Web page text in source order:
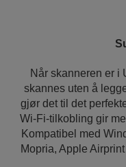
Når skanneren er i
skannes uten å
gjør det til det
Wi-Fi-tilkobling gir
Kompatibel med
Mopria, Apple